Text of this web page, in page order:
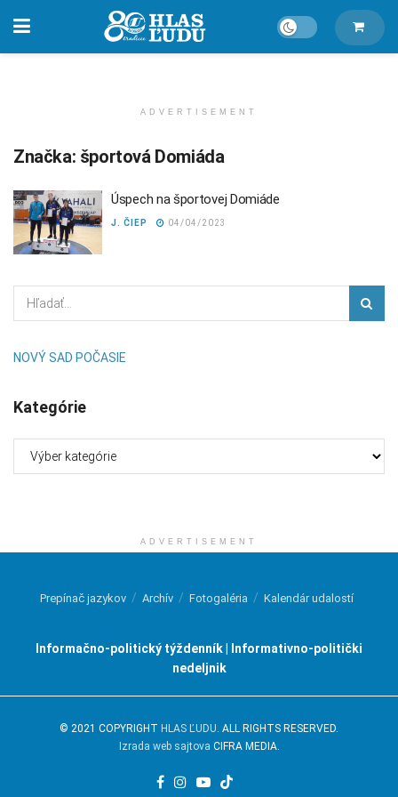
ADVERTISEMENT
Značka: športová Domiáda
Úspech na športovej Domiáde
J. ČIEP 04/04/2023
NOVÝ SAD POČASIE
Kategórie
ADVERTISEMENT
Prepínač jazykov Archív Fotogaléria Kalendár udalostí
Informačno-politický týždenník | Informativno-politički
nedeljnik
© 2021 COPYRIGHT HLAS ĽUDU . ALL RIGHTS RESERVED.
Izrada web sajtova CIFRA MEDIA.